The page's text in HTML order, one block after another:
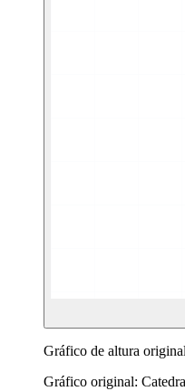
Gráfico de altura original
Gráfico original: